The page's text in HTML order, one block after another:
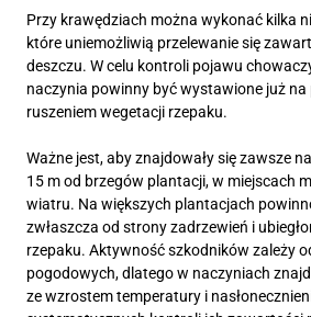
Przy krawędziach można wykonać kilka
które uniemożliwią przelewanie się
deszczu. W celu kontroli pojawu
naczynia powinny być wystawione już na
ruszeniem wegetacji rzepaku.
Ważne jest, aby znajdowały się zawsze
15 m od brzegów plantacji, w miejscach
wiatru. Na większych plantacjach
zwłaszcza od strony zadrzewień i
rzepaku. Aktywność szkodników zależy
pogodowych, dlatego w naczyniach
ze wzrostem temperatury i